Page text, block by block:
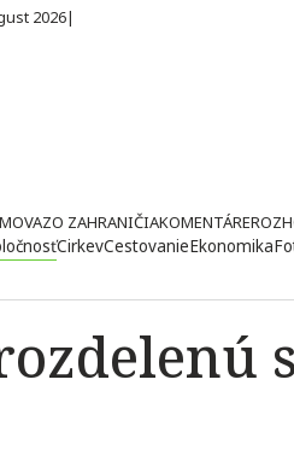
2026|
ZO ZAHRANIČIAKOMENTÁRE
CirkevCestovanieEkonomika